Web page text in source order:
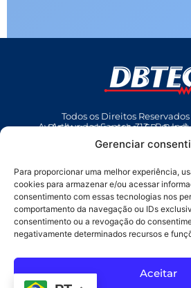
Gerenciar
Para proporcionar uma melhor experiência,
cookies para armazenar e/ou acessar
consentimento com essas tecnologias nos
comportamento da navegação ou IDs
consentimento ou a revogação do
negativamente determinados recursos e
Aceitar
Todos os Direitos
Av Arthur dos Santos, 313 • Pq. Industrial Água Preta •
(12) 3642 9006
•